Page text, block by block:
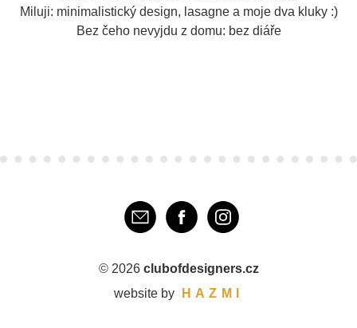
Miluji: minimalistický design, lasagne a moje dva kluky :)
Bez čeho nevyjdu z domu: bez diáře
E-mail Facebook
© 2026 clubofdesigners.cz
website by
HAZMI